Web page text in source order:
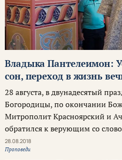
Владыка Пантелеимон:
сон, переход в жизнь
28 августа, в двунадесятый
Богородицы, по окончании
Митрополит Красноярский и
обратился к верующим со
28.08.2018
Проповеди